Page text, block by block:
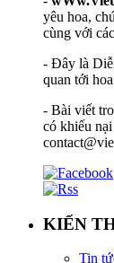
yêu hoa,
cùng với
- Đây là
quan tới
- Bài viết
có khiếu
KIẾN
Tin